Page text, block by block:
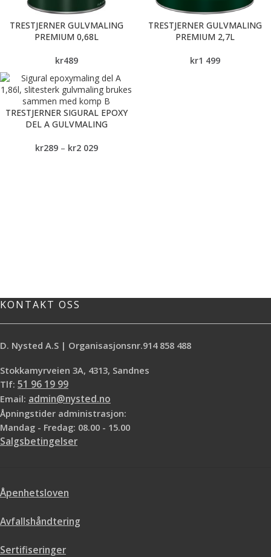
TRESTJERNER GULVMALING
PREMIUM 0,68L
kr489
TRESTJERNER GULVMALING
PREMIUM 2,7L
kr1 499
TRESTJERNER SIGURAL EPOXY
DEL A GULVMALING
kr289 – kr2 029
KONTAKT OSS
D. Nysted A.S | Organisasjonsnr.914 858 488
Stokkamyrveien 3A, 4313, Sandnes
Tlf: 51 96 19 99
Email: admin@nysted.no
Åpningstider administrasjon:
Mandag - Fredag: 08.00 - 15.00
Salgsbetingelser
Åpenhetsloven
Avfallshåndtering
Sertifiseringer